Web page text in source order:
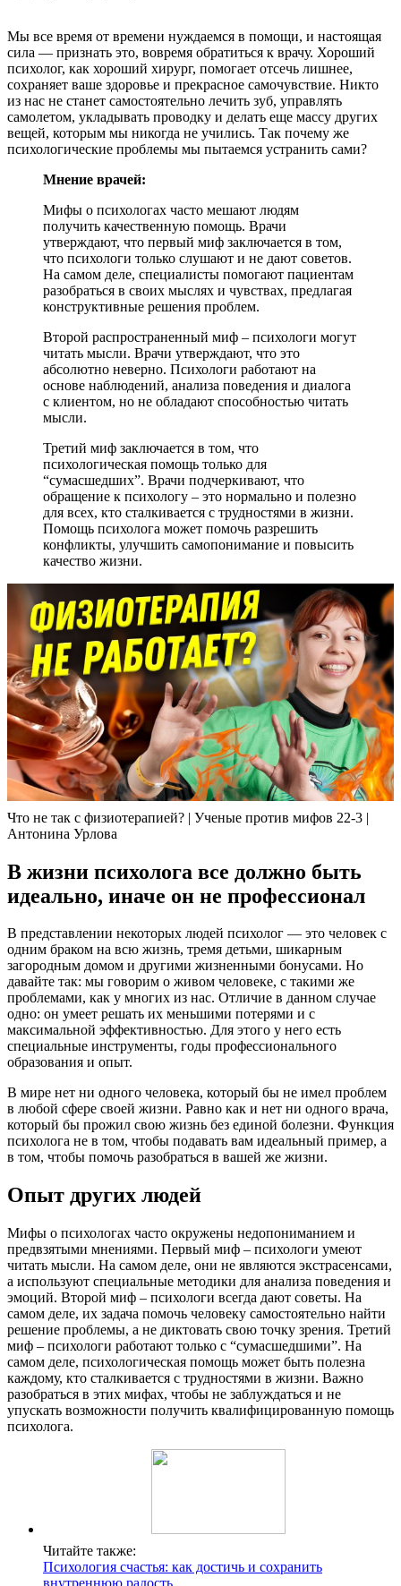
Мы все время от времени нуждаемся в помощи, и настоящая
сила — признать это, вовремя обратиться к врачу. Хороший
психолог, как хороший хирург, помогает отсечь лишнее,
сохраняет ваше здоровье и прекрасное самочувствие. Никто
из нас не станет самостоятельно лечить зуб, управлять
самолетом, укладывать проводку и делать еще массу других
вещей, которым мы никогда не учились. Так почему же
психологические проблемы мы пытаемся устранить сами?
Мнение врачей:
Мифы о психологах часто мешают людям
получить качественную помощь. Врачи
утверждают, что первый миф заключается в том,
что психологи только слушают и не дают советов.
На самом деле, специалисты помогают пациентам
разобраться в своих мыслях и чувствах, предлагая
конструктивные решения проблем.
Второй распространенный миф – психологи могут
читать мысли. Врачи утверждают, что это
абсолютно неверно. Психологи работают на
основе наблюдений, анализа поведения и диалога
с клиентом, но не обладают способностью читать
мысли.
Третий миф заключается в том, что
психологическая помощь только для
“сумасшедших”. Врачи подчеркивают, что
обращение к психологу – это нормально и полезно
для всех, кто сталкивается с трудностями в жизни.
Помощь психолога может помочь разрешить
конфликты, улучшить самопонимание и повысить
качество жизни.
Что не так с физиотерапией? | Ученые против мифов 22-3 |
Антонина Урлова
В жизни психолога все должно быть
идеально, иначе он не профессионал
В представлении некоторых людей психолог — это человек с
одним браком на всю жизнь, тремя детьми, шикарным
загородным домом и другими жизненными бонусами. Но
давайте так: мы говорим о живом человеке, с такими же
проблемами, как у многих из нас. Отличие в данном случае
одно: он умеет решать их меньшими потерями и с
максимальной эффективностью. Для этого у него есть
специальные инструменты, годы профессионального
образования и опыт.
В мире нет ни одного человека, который бы не имел проблем
в любой сфере своей жизни. Равно как и нет ни одного врача,
который бы прожил свою жизнь без единой болезни. Функция
психолога не в том, чтобы подавать вам идеальный пример, а
в том, чтобы помочь разобраться в вашей же жизни.
Опыт других людей
Мифы о психологах часто окружены недопониманием и
предвзятыми мнениями. Первый миф – психологи умеют
читать мысли. На самом деле, они не являются экстрасенсами,
а используют специальные методики для анализа поведения и
эмоций. Второй миф – психологи всегда дают советы. На
самом деле, их задача помочь человеку самостоятельно найти
решение проблемы, а не диктовать свою точку зрения. Третий
миф – психологи работают только с “сумасшедшими”. На
самом деле, психологическая помощь может быть полезна
каждому, кто сталкивается с трудностями в жизни. Важно
разобраться в этих мифах, чтобы не заблуждаться и не
упускать возможности получить квалифицированную помощь
психолога.
Читайте также:
Психология счастья: как достичь и сохранить